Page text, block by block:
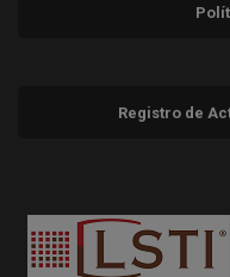
Registro de